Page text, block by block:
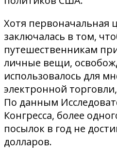
Хотя первоначальная
заключалась в том,
путешественникам
личные вещи,
использовалось для
электронной
По данным
Конгресса, более
посылок в год не
долларов.